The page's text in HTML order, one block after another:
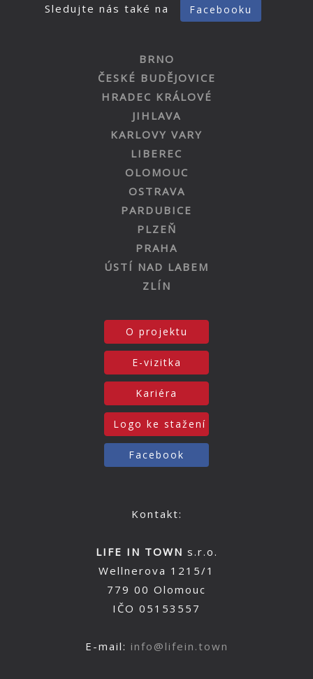
Sledujte nás také na Facebooku
BRNO
ČESKÉ BUDĚJOVICE
HRADEC KRÁLOVÉ
JIHLAVA
KARLOVY VARY
LIBEREC
OLOMOUC
OSTRAVA
PARDUBICE
PLZEŇ
PRAHA
ÚSTÍ NAD LABEM
ZLÍN
O projektu
E-vizitka
Kariéra
Logo ke stažení
Facebook
Kontakt:
LIFE IN TOWN s.r.o.
Wellnerova 1215/1
779 00 Olomouc
IČO 05153557
E-mail: info@lifein.town